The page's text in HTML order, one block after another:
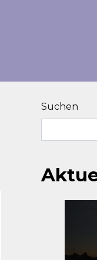
Suchen